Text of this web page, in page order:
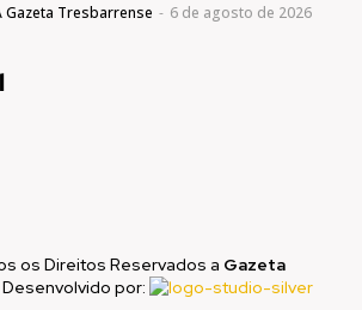
Gazeta Tresbarrense - 6 de agosto de 2026
os Direitos Reservados a Gazeta
Desenvolvido por: